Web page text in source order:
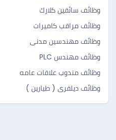
وظائف سائقين كلارك
وظائف مراقب كاميرات
وظائف مهندسين مدنى
وظائف مهندس PLC
وظائف مندوب علاقات عامه
وظائف ديلفرى ( طيارين )